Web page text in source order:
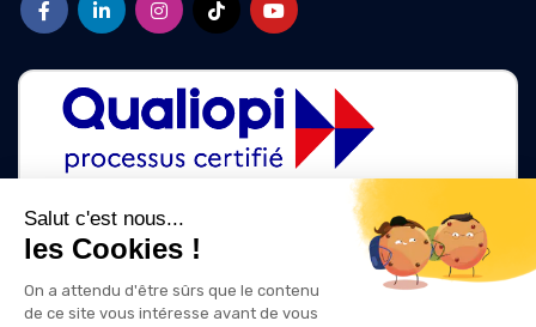
Salut c'est nous...
les Cookies !
On a attendu d'être sûrs que le contenu
de ce site vous intéresse avant de vous
La certification qualité a été délivrée au titre des catégories d'action
ACTIONS DE FORMATION